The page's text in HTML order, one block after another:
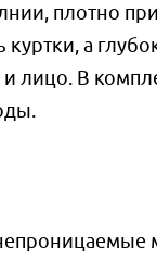
плотно
куртки, а
лицо. В